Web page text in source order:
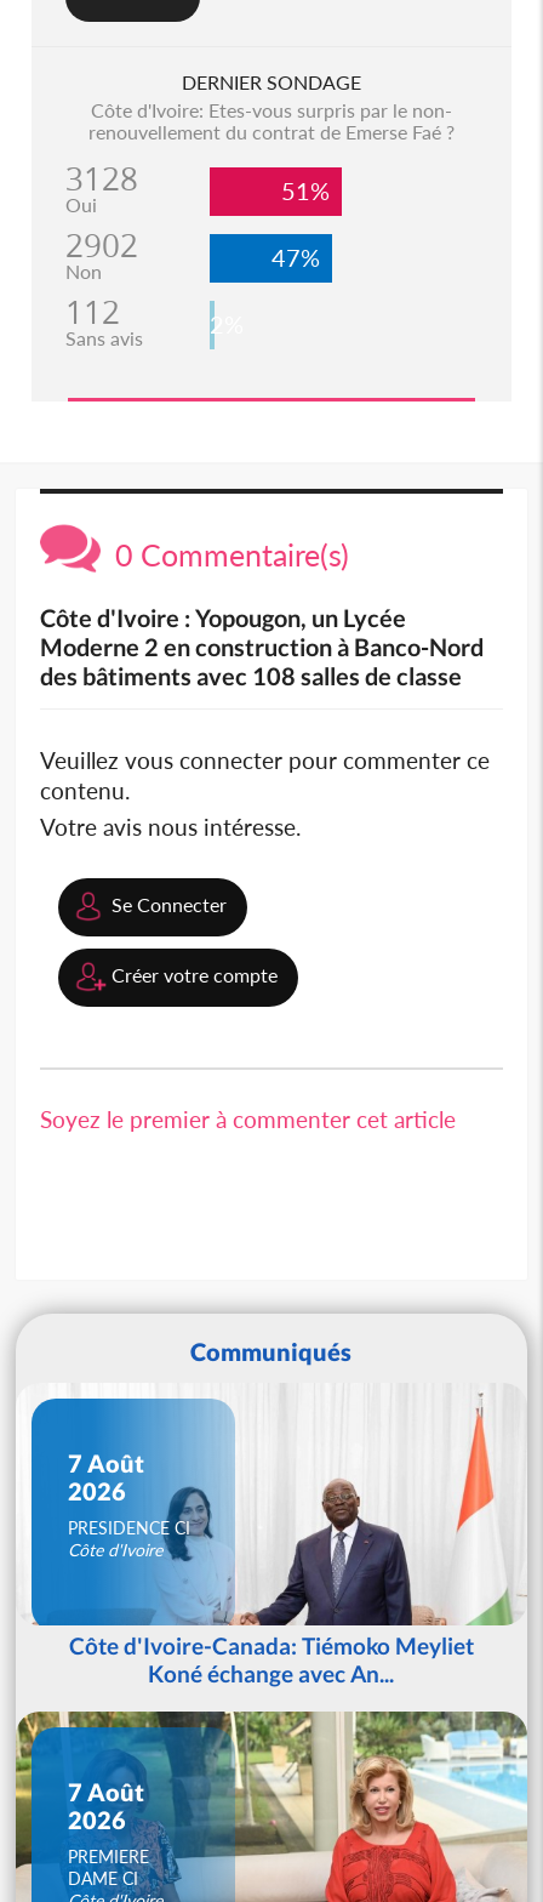
DERNIER SONDAGE
Côte d'Ivoire: Etes-vous surpris par le non-
renouvellement du contrat de Emerse Faé ?
3128
Oui 51%
2902
Non 47%
112
Sans avis 2%
0 Commentaire(s)
Côte d'Ivoire : Yopougon, un Lycée
Moderne 2 en construction à Banco-Nord
des bâtiments avec 108 salles de classe
Veuillez vous connecter pour commenter ce
contenu.
Votre avis nous intéresse.
Se Connecter
Créer votre compte
Soyez le premier à commenter cet article
Communiqués
7 Août
2026
PRESIDENCE CI
Côte d'Ivoire
Côte d'Ivoire-Canada: Tiémoko Meyliet
Koné échange avec An...
7 Août
2026
PREMIERE
DAME CI